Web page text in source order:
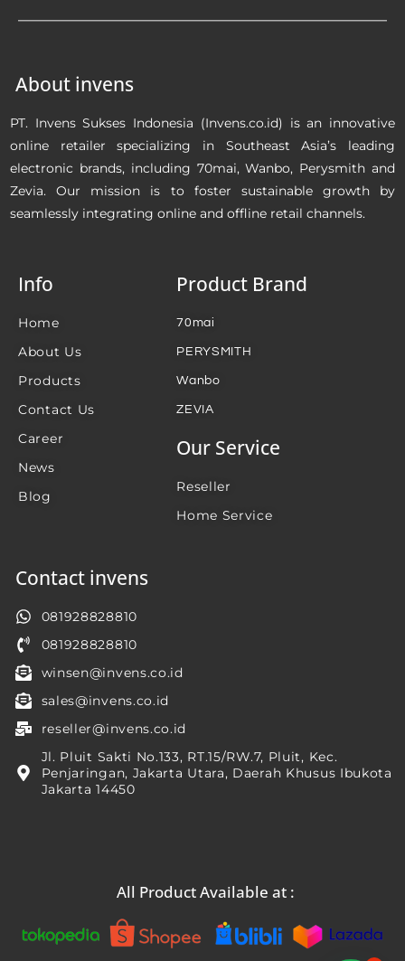
About invens
PT. Invens Sukses Indonesia (Invens.co.id) is an innovative
online retailer specializing in Southeast Asia’s leading
electronic brands, including 70mai, Wanbo, Perysmith and
Zevia. Our mission is to foster sustainable growth by
seamlessly integrating online and offline retail channels.
Info
Home
About Us
Products
Contact Us
Career
News
Blog
Product Brand
70mai
PERYSMITH
Wanbo
ZEVIA
Our Service
Reseller
Home Service
Contact invens
081928828810
081928828810
winsen@invens.co.id
sales@invens.co.id
reseller@invens.co.id
Jl. Pluit Sakti No.133, RT.15/RW.7, Pluit, Kec.
Penjaringan, Jakarta Utara, Daerah Khusus Ibukota
Jakarta 14450
All Product Available at :